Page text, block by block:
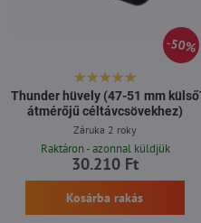
50%
Thunder hüvely (47-51 mm külső
átmérőjű céltávcsövekhez)
Záruka 2 roky
Raktáron - azonnal küldjük
30.210 Ft
Kosárba rakás